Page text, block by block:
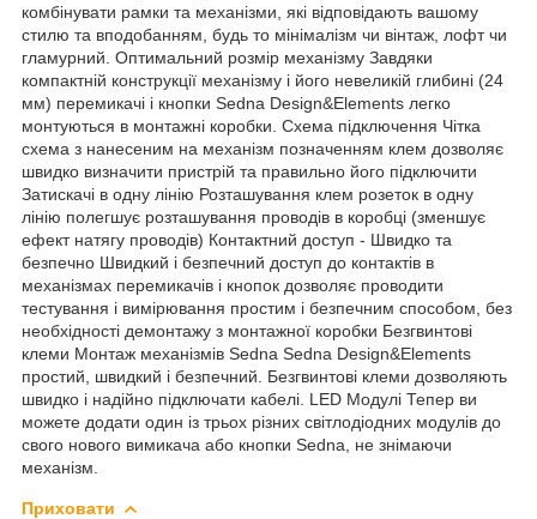
комбінувати рамки та механізми, які відповідають вашому
стилю та вподобанням, будь то мінімалізм чи вінтаж, лофт чи
гламурний. Оптимальний розмір механізму Завдяки
компактній конструкції механізму і його невеликій глибині (24
мм) перемикачі і кнопки Sedna Design&Elements легко
монтуються в монтажні коробки. Схема підключення Чітка
схема з нанесеним на механізм позначенням клем дозволяє
швидко визначити пристрій та правильно його підключити
Затискачі в одну лінію Розташування клем розеток в одну
лінію полегшує розташування проводів в коробці (зменшує
ефект натягу проводів) Контактний доступ - Швидко та
безпечно Швидкий і безпечний доступ до контактів в
механізмах перемикачів і кнопок дозволяє проводити
тестування і вимірювання простим і безпечним способом, без
необхідності демонтажу з монтажної коробки Безгвинтові
клеми Монтаж механізмів Sedna Sedna Design&Elements
простий, швидкий і безпечний. Безгвинтові клеми дозволяють
швидко і надійно підключати кабелі. LED Модулі Тепер ви
можете додати один із трьох різних світлодіодних модулів до
свого нового вимикача або кнопки Sedna, не знімаючи
механізм.
Приховати